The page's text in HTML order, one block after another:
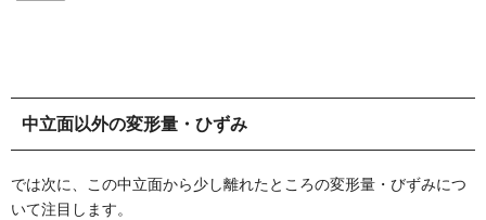
中立面以外の変形量・ひずみ
では次に、この中立面から少し離れたところの変形量・びずみにつ
いて注目します。